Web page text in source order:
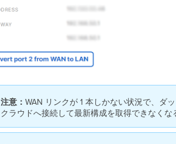
注意： WAN リンクが 1 本しかない状況で、ダ
クラウドへ接続して最新構成を取得できなく